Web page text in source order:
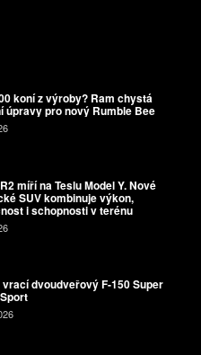
koní z výroby? Ram chystá
úpravy pro nový Rumble Bee
míří na Teslu Model Y. Nové
SUV kombinuje výkon,
i schopnosti v terénu
vrací dvoudveřový F-150 Super